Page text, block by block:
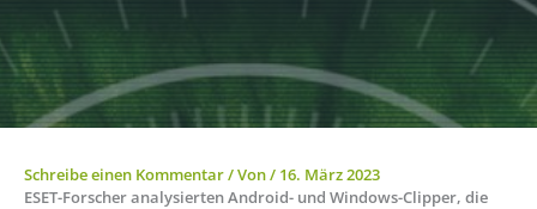
Schreibe einen Kommentar/ Von/ 16. März 2023
ESET-Forscher analysierten Android- und Windows-Clipper, die